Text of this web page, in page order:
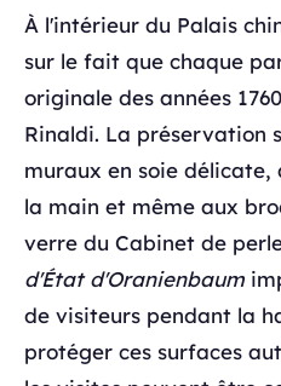
À l'intérieur du Palais
sur le fait que chaque
originale des années
Rinaldi. La préservation
muraux en soie
la main et même aux
verre du Cabinet de
d'État d'Oranienbaum
de visiteurs pendant la
protéger ces surfaces